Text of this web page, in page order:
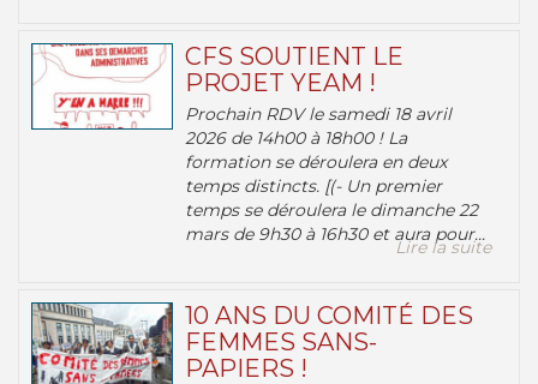
CFS SOUTIENT LE
PROJET YEAM !
Prochain RDV le samedi 18 avril
2026 de 14h00 à 18h00 ! La
formation se déroulera en deux
temps distincts. [(- Un premier
temps se déroulera le dimanche 22
mars de 9h30 à 16h30 et aura pour...
Lire la suite
10 ANS DU COMITÉ DES
FEMMES SANS-
PAPIERS !